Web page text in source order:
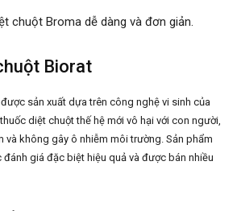
chuột Broma dễ dàng và đơn giản.
Biorat
sản xuất dựa trên công nghệ vi sinh của
diệt chuột thế hệ mới vô hại với con người,
và không gây ô nhiễm môi trường. Sản phẩm
giá đặc biệt hiệu quả và được bán nhiều